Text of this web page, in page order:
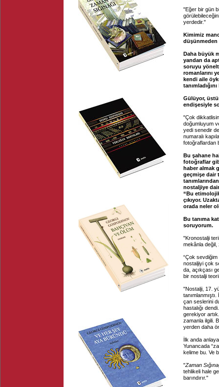
"Eğer bir gün
yerdedir."
Kimimiz
düşünmeden
Daha büyük
yandan da
soruyu
romanlarını
kendi aile
Gülüyor,
endişesiyle
"Çok
doğumluyum
yedi senedir
numaralı
fotoğraflardan
Bu şahane
fotoğraflar
haber almak
geçmişe dair
nostaljiye
“Bu
çıkıyor.
orada neler
Bu tanıma
soruyorum.
"Kronostalji
mekânla değil,
“Çok sevdiğim
nostaljiyi çok
da, açıkçası
bir nostalji
"Nostalji, 17.
çan seslerini
hastalığı
gerekiyor
zamanla ilgili.
yerden daha
İlk anda
Yunancada
kelime bu. Ve
"Zaman
tehlikeli hale
barındırır."